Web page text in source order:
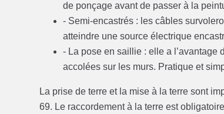
de ponçage avant de passer à la
- Semi-encastrés : les câbles
atteindre une source électrique
- La pose en saillie : elle a l’avantage
accolées sur les murs. Pratique et
La prise de terre et la mise à la terre sont
69. Le raccordement à la terre est